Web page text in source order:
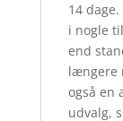
14
i nogle
end
længere
også en
udvalg,